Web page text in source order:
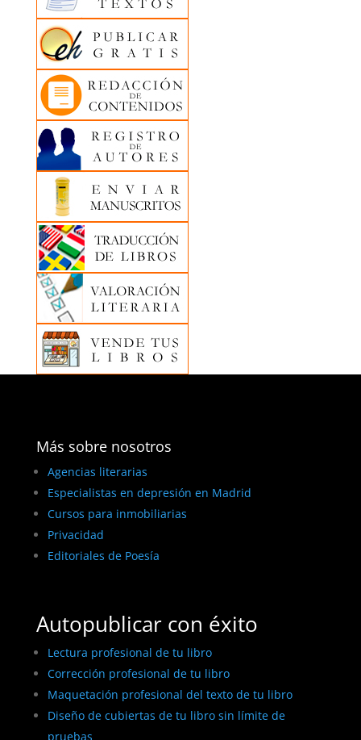
Más sobre nosotros
Agencias literarias
Especialistas en depresión en Madrid
Cursos para inmobiliarias
Privacidad
Editoriales de Poesía
Autopublicar con éxito
Lectura profesional de tu libro
Corrección profesional de tu libro
Maquetación profesional del texto de tu libro
Diseño de cubiertas de tu libro sin límite de
pruebas